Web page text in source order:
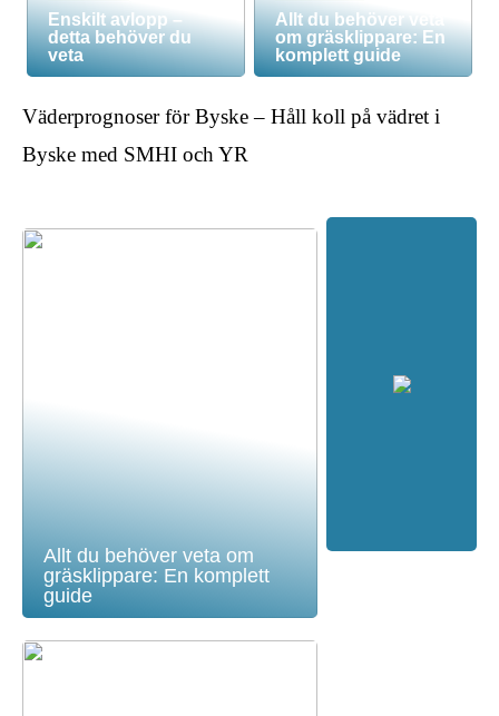
Enskilt avlopp –
detta behöver du
veta
Allt du behöver veta
om gräsklippare: En
komplett guide
Väderprognoser för Byske – Håll koll på vädret i
Byske med SMHI och YR
Allt du behöver veta om
gräsklippare: En komplett
guide